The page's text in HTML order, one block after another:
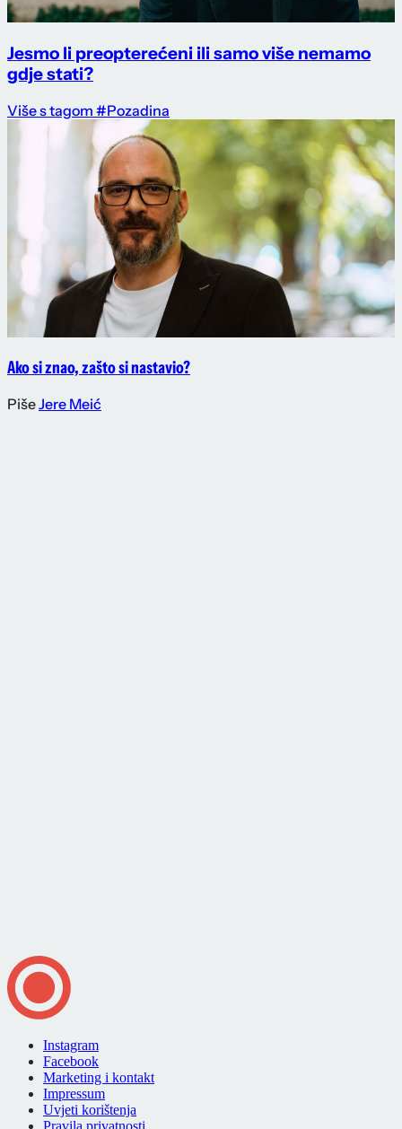
Jesmo li preopterećeni ili samo više nemamo
gdje stati?
Više s tagom #Pozadina
Ako si znao, zašto si nastavio?
PišeJere Meić
Instagram
Facebook
Marketing i kontakt
Impressum
Uvjeti korištenja
Pravila privatnosti